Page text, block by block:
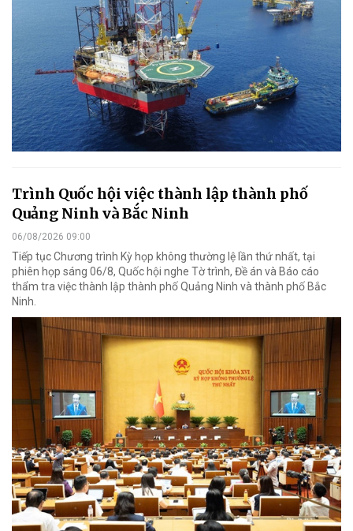
Trình Quốc hội việc thành lập thành phố
Quảng Ninh và Bắc Ninh
06/08/2026 09:00
Tiếp tục Chương trình Kỳ họp không thường lệ lần thứ nhất, tại
phiên họp sáng 06/8, Quốc hội nghe Tờ trình, Đề án và Báo cáo
thẩm tra việc thành lập thành phố Quảng Ninh và thành phố Bắc
Ninh.